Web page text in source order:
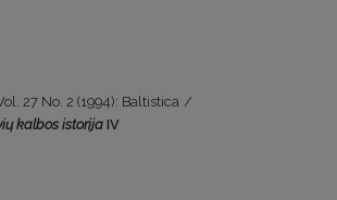
27 No. 2 (1994): Baltistica /
kalbos istorija IV